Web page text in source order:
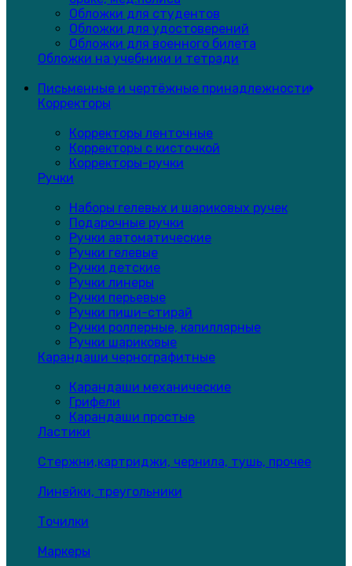
Обложки для студентов
Обложки для удостоверений
Обложки для военного билета
Обложки на учебники и тетради
Письменные и чертёжные принадлежности
Корректоры
Корректоры ленточные
Корректоры с кисточкой
Корректоры-ручки
Ручки
Наборы гелевых и шариковых ручек
Подарочные ручки
Ручки автоматические
Ручки гелевые
Ручки детские
Ручки линеры
Ручки перьевые
Ручки пиши-стирай
Ручки роллерные, капиллярные
Ручки шариковые
Карандаши чернографитные
Карандаши механические
Грифели
Карандаши простые
Ластики
Стержни,картриджи, чернила, тушь, прочее
Линейки, треугольники
Точилки
Маркеры